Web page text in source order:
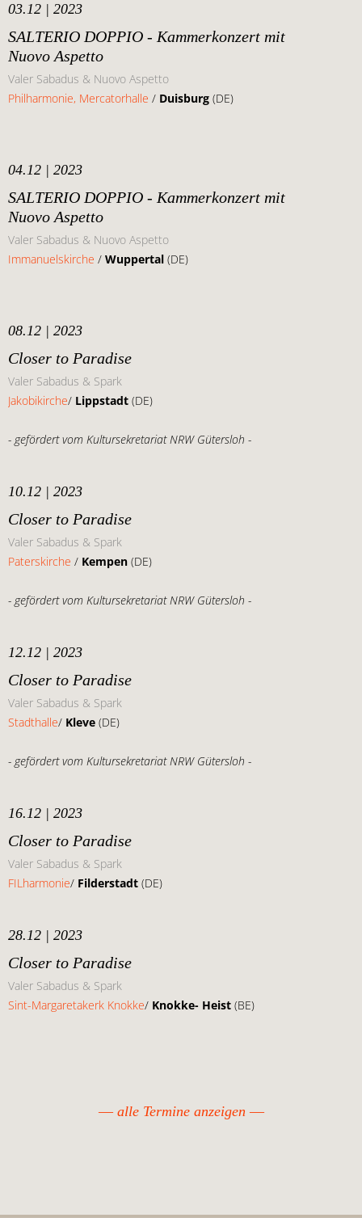
03.12 | 2023
SALTERIO DOPPIO - Kammerkonzert mit
Nuovo Aspetto
Valer Sabadus & Nuovo Aspetto
Philharmonie, Mercatorhalle / Duisburg (DE)
04.12 | 2023
SALTERIO DOPPIO - Kammerkonzert mit
Nuovo Aspetto
Valer Sabadus & Nuovo Aspetto
Immanuelskirche / Wuppertal (DE)
08.12 | 2023
Closer to Paradise
Valer Sabadus & Spark
Jakobikirche/ Lippstadt (DE)
- gefördert vom Kultursekretariat NRW Gütersloh -
10.12 | 2023
Closer to Paradise
Valer Sabadus & Spark
Paterskirche / Kempen (DE)
- gefördert vom Kultursekretariat NRW Gütersloh -
12.12 | 2023
Closer to Paradise
Valer Sabadus & Spark
Stadthalle/ Kleve (DE)
- gefördert vom Kultursekretariat NRW Gütersloh -
16.12 | 2023
Closer to Paradise
Valer Sabadus & Spark
FILharmonie/ Filderstadt (DE)
28.12 | 2023
Closer to Paradise
Valer Sabadus & Spark
Sint-Margaretakerk Knokke/ Knokke- Heist (BE)
alle Termine anzeigen